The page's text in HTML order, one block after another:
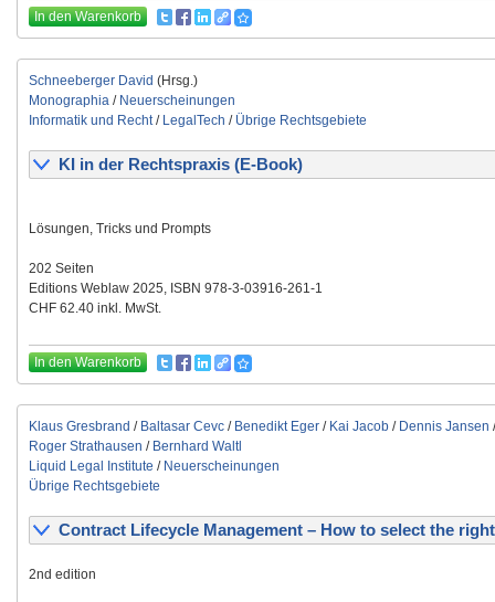
In den Warenkorb
Schneeberger David (Hrsg.)
Monographia / Neuerscheinungen
Informatik und Recht/ LegalTech / Übrige Rechtsgebiete
KI in der Rechtspraxis (E-Book)
Lösungen, Tricks und Prompts
202 Seiten
Editions Weblaw 2025, ISBN 978-3-03916-261-1
CHF 62.40 inkl. MwSt.
In den Warenkorb
Klaus Gresbrand / Baltasar Cevc / Benedikt Eger / Kai Jacob / Dennis Jansen
Roger Strathausen / Bernhard Waltl
Liquid Legal Institute / Neuerscheinungen
Übrige Rechtsgebiete
Contract Lifecycle Management – How to select the
2nd edition